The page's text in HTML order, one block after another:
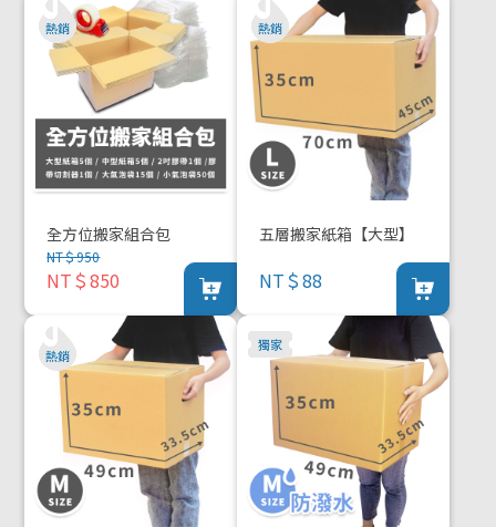
全方位搬家組合包
NT＄950
NT＄850
五層搬家紙箱【大型】
NT＄88